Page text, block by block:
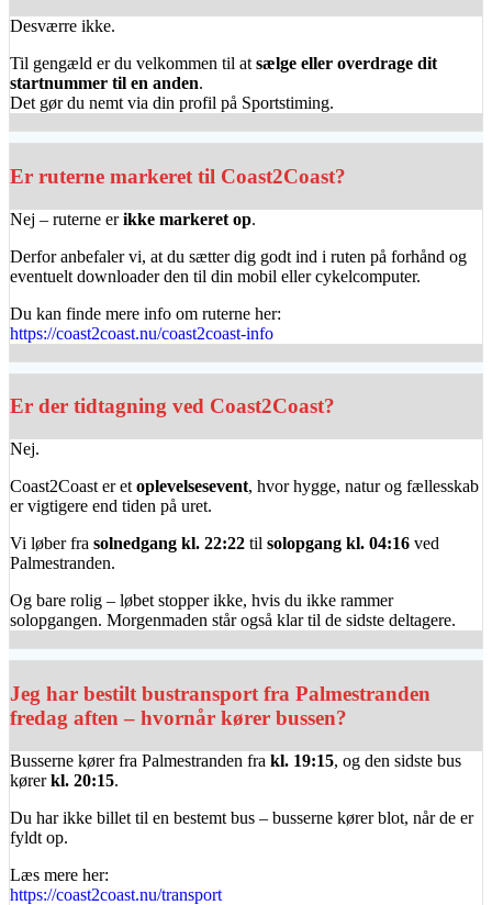
Desværre ikke.
Til gengæld er du velkommen til at sælge eller overdrage dit
startnummer til en anden.
Det gør du nemt via din profil på Sportstiming.
Er ruterne markeret til Coast2Coast?
Nej – ruterne erikke markeret op.
Derfor anbefaler vi, at du sætter dig godt ind i ruten på forhånd og
eventuelt downloader den til din mobil eller cykelcomputer.
Du kan finde mere info om ruterne her:
https://coast2coast.nu/coast2coast-info
Er der tidtagning ved Coast2Coast?
Nej.
Coast2Coast er et oplevelsesevent, hvor hygge, natur og fællesskab
er vigtigere end tiden på uret.
Vi løber fra solnedgang kl. 22:22 til solopgang kl. 04:16 ved
Palmestranden.
Og bare rolig – løbet stopper ikke, hvis du ikke rammer
solopgangen. Morgenmaden står også klar til de sidste deltagere.
Jeg har bestilt bustransport fra Palmestranden
fredag aften – hvornår kører bussen?
Busserne kører fra Palmestranden fra kl. 19:15, og den sidste bus
kørerkl. 20:15.
Du har ikke billet til en bestemt bus – busserne kører blot, når de er
fyldt op.
Læs mere her:
https://coast2coast.nu/transport